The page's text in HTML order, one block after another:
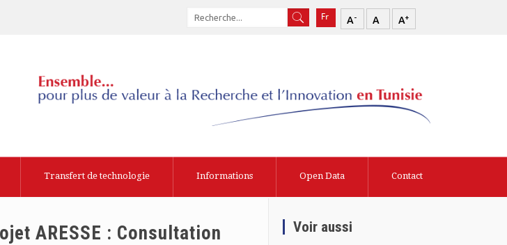
A- A A+
Transfert de technologie Informations Open Data Contact
ARESSE : Consultation
Voir aussi